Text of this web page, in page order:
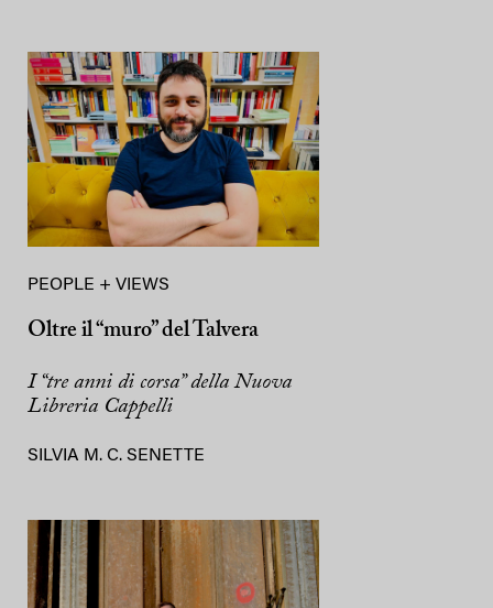
PEOPLE + VIEWS
Oltre il “muro” del Talvera
I “tre anni di corsa” della Nuova
Libreria Cappelli
SILVIA M. C. SENETTE